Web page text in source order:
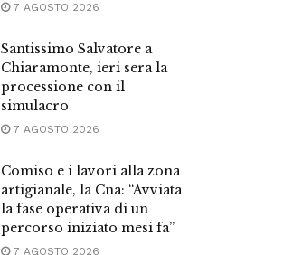
7 AGOSTO 2026
Santissimo Salvatore a
Chiaramonte, ieri sera la
processione con il
simulacro
7 AGOSTO 2026
Comiso e i lavori alla zona
artigianale, la Cna: “Avviata
la fase operativa di un
percorso iniziato mesi fa”
7 AGOSTO 2026